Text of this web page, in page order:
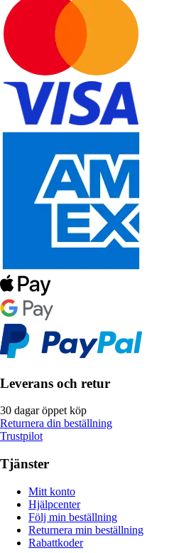
Leverans och retur
30 dagar öppet köp
Returnera din beställning
Trustpilot
Tjänster
Mitt konto
Hjälpcenter
Följ min beställning
Returnera min beställning
Rabattkoder